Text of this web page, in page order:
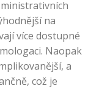
na
více dostupné
Naopak
a
což je